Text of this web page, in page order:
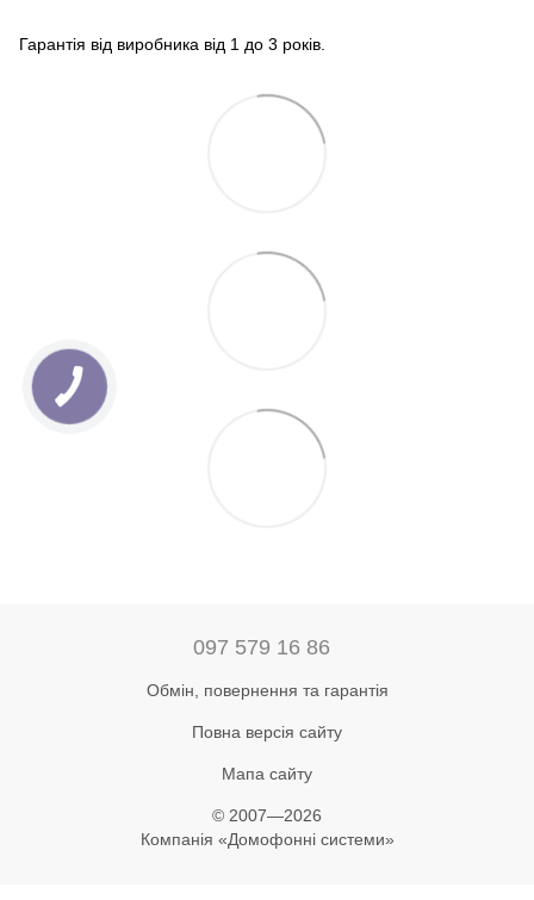
Гарантія від виробника від 1 до 3 років.
097 579 16 86
Обмін, повернення та гарантія
Повна версія сайту
Мапа сайту
© 2007—2026
Компанія «Домофонні системи»